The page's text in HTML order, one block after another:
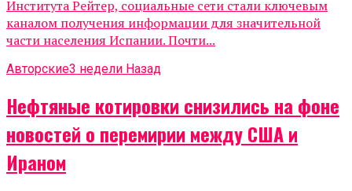
Института Рейтер, социальные сети стали ключевым
каналом получения информации для значительной
части населения Испании. Почти...
Авторские3 недели Назад
Нефтяные котировки снизились на фоне
новостей о перемирии между США и
Ираном